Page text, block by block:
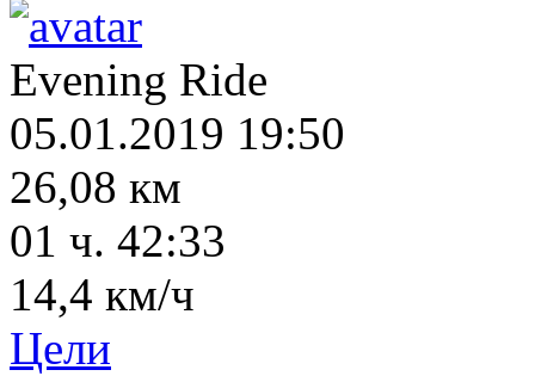
Evening Ride
05.01.2019 19:50
26,08 км
01 ч. 42:33
14,4 км/ч
Цели